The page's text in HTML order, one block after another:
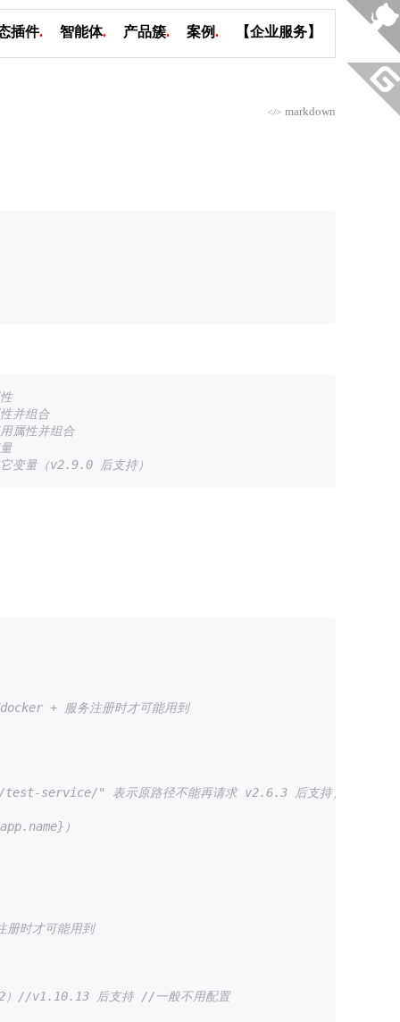
插件. 智能体. 产品簇. 案例. 【企业服务】
</> markdown
并组合
属性并组合
变量（v2.9.0 后支持）
+ 服务注册时才可能用到
service/" 表示原路径不能再请求 v2.6.3 后支持）
）
时才可能用到
）//v1.10.13 后支持 //一般不用配置